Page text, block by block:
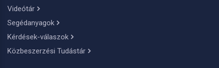
Videótár
Segédanyagok
Kérdések-válaszok
Közbeszerzési Tudástár